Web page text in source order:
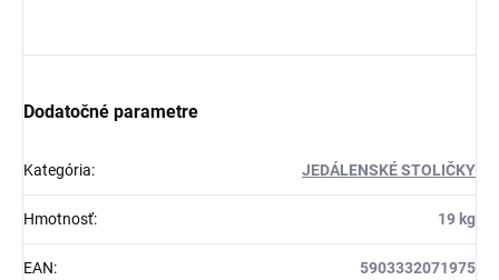
Dodatočné parametre
Kategória: JEDÁLENSKÉ STOLIČKY
Hmotnosť: 19 kg
EAN: 5903332071975